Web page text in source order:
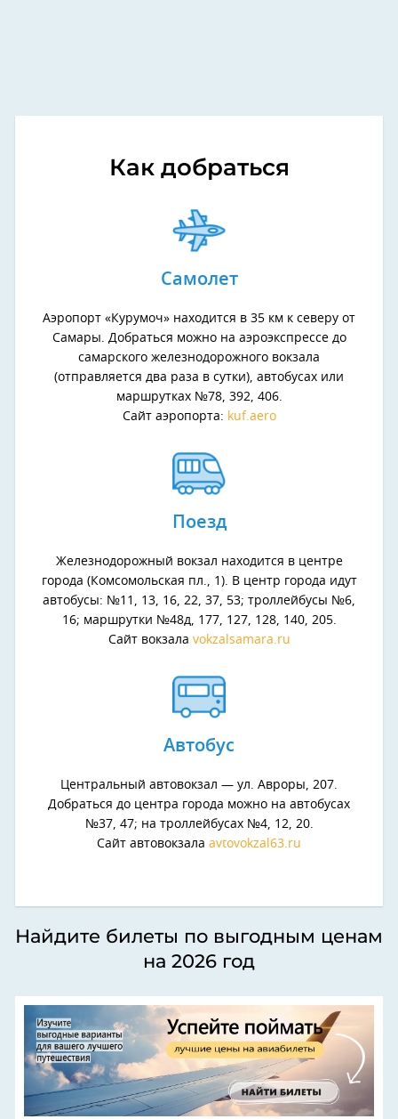
Как добраться
Самолет
Аэропорт «Курумоч» находится в 35 км к северу от
Самары. Добраться можно на аэроэкспрессе до
самарского железнодорожного вокзала
(отправляется два раза в сутки), автобусах или
маршрутках №78, 392, 406.
Сайт аэропорта: kuf.aero
Поезд
Железнодорожный вокзал находится в центре
города (Комсомольская пл., 1). В центр города идут
автобусы: №11, 13, 16, 22, 37, 53; троллейбусы №6,
16; маршрутки №48д, 177, 127, 128, 140, 205.
Сайт вокзала vokzalsamara.ru
Автобус
Центральный автовокзал — ул. Авроры, 207.
Добраться до центра города можно на автобусах
№37, 47; на троллейбусах №4, 12, 20.
Сайт автовокзала avtovokzal63.ru
Найдите билеты по выгодным ценам
на 2026 год